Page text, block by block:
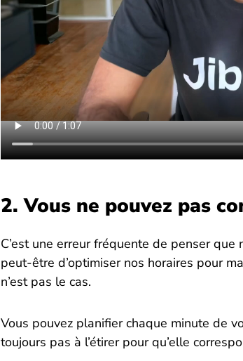
2. Vous ne pouvez pas
C’est une erreur fréquente de penser
peut-être d’optimiser nos horaires pour
n’est pas le cas.
Vous pouvez planifier chaque minute de
toujours pas à l’étirer pour qu’elle